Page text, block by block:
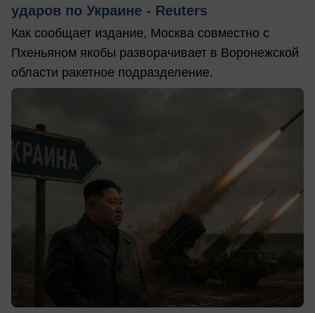
ударов по Украине - Reuters
Как сообщает издание, Москва совместно с
Пхеньяном якобы разворачивает в Воронежской
области ракетное подразделение.